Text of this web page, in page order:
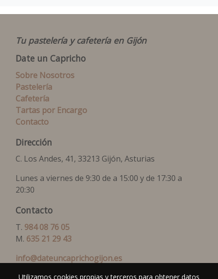
Tu pastelería y cafetería en Gijón
Date un Capricho
Sobre Nosotros
Pastelería
Cafetería
Tartas por Encargo
Contacto
Dirección
C. Los Andes, 41, 33213 Gijón, Asturias
Lunes a viernes de 9:30 de a 15:00 y de 17:30 a
20:30
Contacto
T. 984 08 76 05
M. 635 21 29 43
info@dateuncaprichogijon.es
Utilizamos cookies propias y terceros para obtener datos